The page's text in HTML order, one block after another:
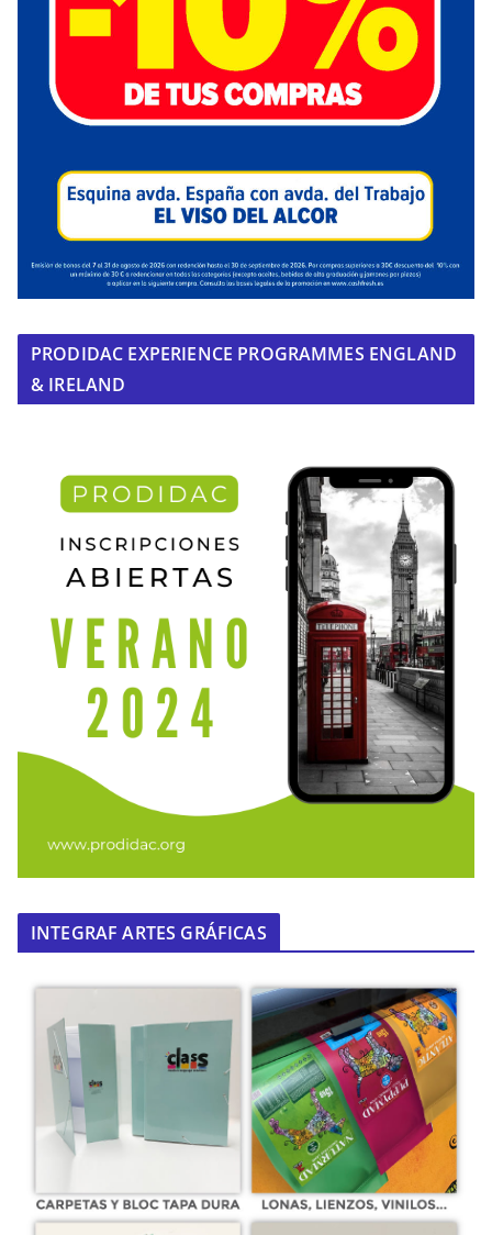
PRODIDAC EXPERIENCE PROGRAMMES ENGLAND
& IRELAND
INTEGRAF ARTES GRÁFICAS